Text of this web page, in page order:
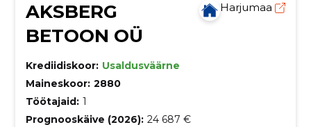
AKSBERG
BETOON OÜ
Harjumaa
Krediidiskoor: Usaldusväärne
Maineskoor: 2880
Töötajaid: 1
Prognooskäive (2026): 24 687 €